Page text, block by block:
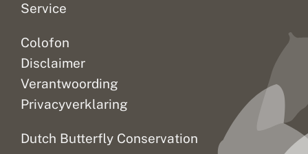
Service
Colofon
Disclaimer
Verantwoording
Privacyverklaring
Dutch Butterfly Conservation